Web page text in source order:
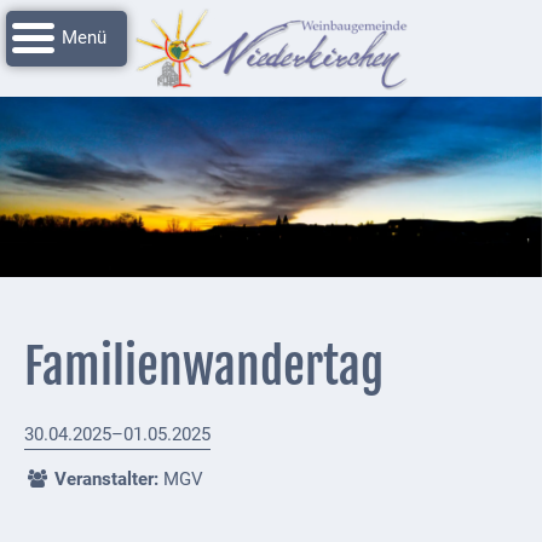
Navigation
überspringen
Startseite
Grussworte
Rathaus
Unser
Niederkirchen
Impressionen
Nachrichtenarchiv
Deidesheim
Familienwandertag
30.04.2025–01.05.2025
Veranstalter: MGV